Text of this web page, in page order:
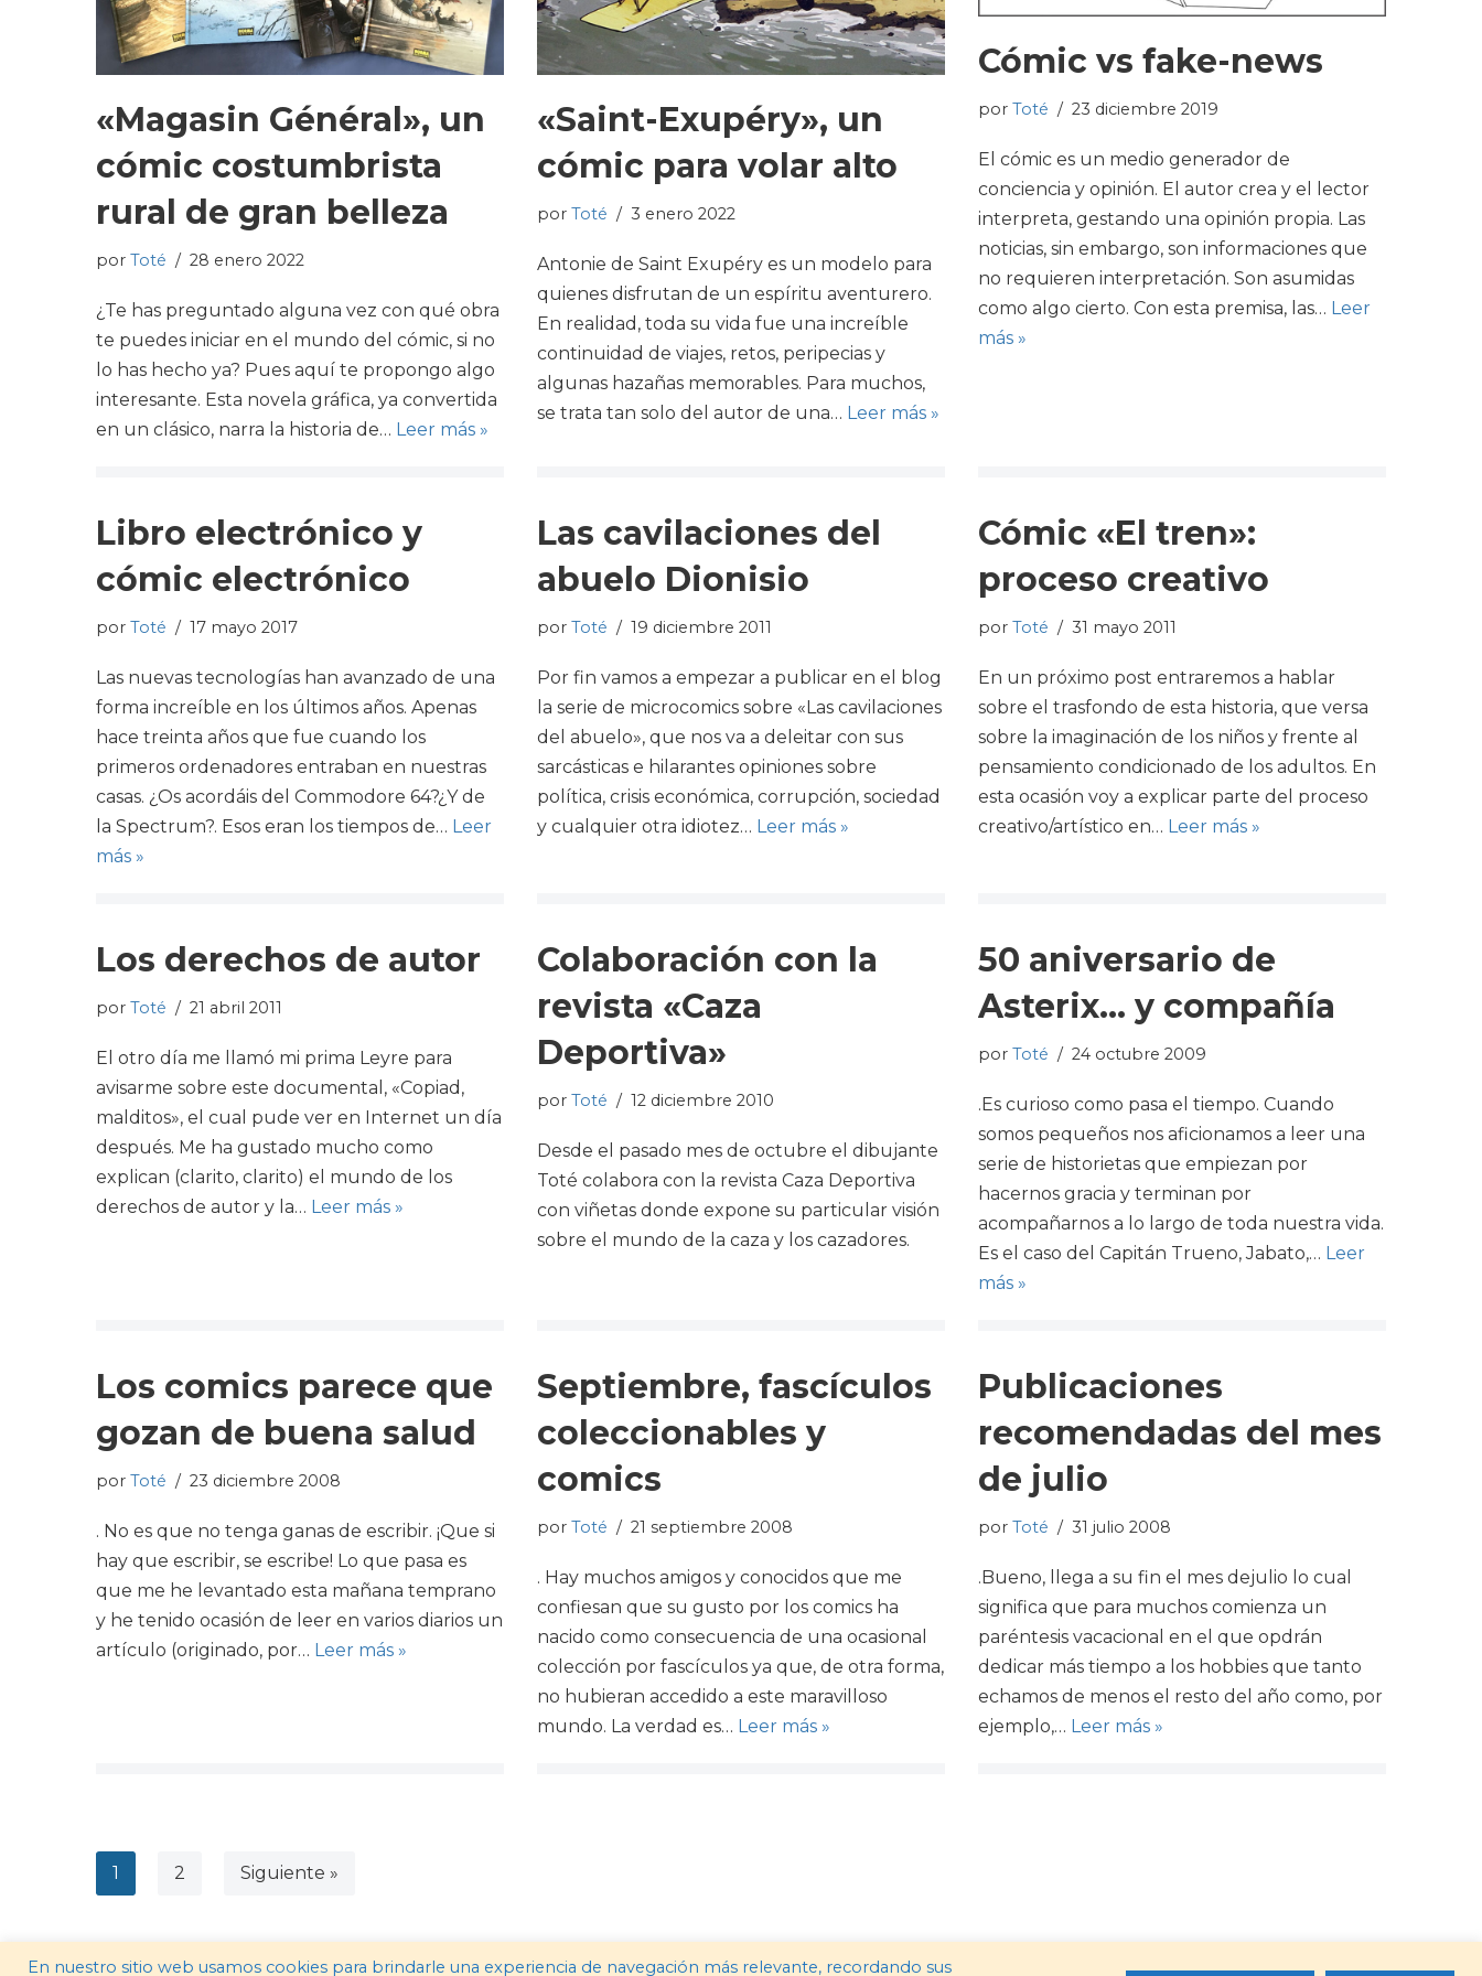
«Magasin Général», un
cómic costumbrista
rural de gran belleza
por Toté 28 enero 2022
¿Te has preguntado alguna vez con qué obra
te puedes iniciar en el mundo del cómic, si no
lo has hecho ya? Pues aquí te propongo algo
interesante. Esta novela gráfica, ya convertida
en un clásico, narra la historia de… Leer más »
«Saint-Exupéry», un
cómic para volar alto
por Toté 3 enero 2022
Antonie de Saint Exupéry es un modelo para
quienes disfrutan de un espíritu aventurero.
En realidad, toda su vida fue una increíble
continuidad de viajes, retos, peripecias y
algunas hazañas memorables. Para muchos,
se trata tan solo del autor de una… Leer más »
Cómic vs fake-news
por Toté 23 diciembre 2019
El cómic es un medio generador de
conciencia y opinión. El autor crea y el lector
interpreta, gestando una opinión propia. Las
noticias, sin embargo, son informaciones que
no requieren interpretación. Son asumidas
como algo cierto. Con esta premisa, las… Leer
más »
Libro electrónico y
cómic electrónico
por Toté 17 mayo 2017
Las nuevas tecnologías han avanzado de una
forma increíble en los últimos años. Apenas
hace treinta años que fue cuando los
primeros ordenadores entraban en nuestras
casas. ¿Os acordáis del Commodore 64?¿Y de
la Spectrum?. Esos eran los tiempos de… Leer
más »
Las cavilaciones del
abuelo Dionisio
por Toté 19 diciembre 2011
Por fin vamos a empezar a publicar en el blog
la serie de microcomics sobre «Las cavilaciones
del abuelo», que nos va a deleitar con sus
sarcásticas e hilarantes opiniones sobre
política, crisis económica, corrupción, sociedad
y cualquier otra idiotez… Leer más »
Cómic «El tren»:
proceso creativo
por Toté 31 mayo 2011
En un próximo post entraremos a hablar
sobre el trasfondo de esta historia, que versa
sobre la imaginación de los niños y frente al
pensamiento condicionado de los adultos. En
esta ocasión voy a explicar parte del proceso
creativo/artístico en… Leer más »
Los derechos de autor
por Toté 21 abril 2011
El otro día me llamó mi prima Leyre para
avisarme sobre este documental, «Copiad,
malditos», el cual pude ver en Internet un día
después. Me ha gustado mucho como
explican (clarito, clarito) el mundo de los
derechos de autor y la… Leer más »
Colaboración con la
revista «Caza
Deportiva»
por Toté 12 diciembre 2010
Desde el pasado mes de octubre el dibujante
Toté colabora con la revista Caza Deportiva
con viñetas donde expone su particular visión
sobre el mundo de la caza y los cazadores.
50 aniversario de
Asterix… y compañía
por Toté 24 octubre 2009
.Es curioso como pasa el tiempo. Cuando
somos pequeños nos aficionamos a leer una
serie de historietas que empiezan por
hacernos gracia y terminan por
acompañarnos a lo largo de toda nuestra vida.
Es el caso del Capitán Trueno, Jabato,… Leer
más »
Los comics parece que
gozan de buena salud
por Toté 23 diciembre 2008
. No es que no tenga ganas de escribir. ¡Que si
hay que escribir, se escribe! Lo que pasa es
que me he levantado esta mañana temprano
y he tenido ocasión de leer en varios diarios un
artículo (originado, por… Leer más »
Septiembre, fascículos
coleccionables y
comics
por Toté 21 septiembre 2008
. Hay muchos amigos y conocidos que me
confiesan que su gusto por los comics ha
nacido como consecuencia de una ocasional
colección por fascículos ya que, de otra forma,
no hubieran accedido a este maravilloso
mundo. La verdad es… Leer más »
Publicaciones
recomendadas del mes
de julio
por Toté 31 julio 2008
.Bueno, llega a su fin el mes dejulio lo cual
significa que para muchos comienza un
paréntesis vacacional en el que opdrán
dedicar más tiempo a los hobbies que tanto
echamos de menos el resto del año como, por
ejemplo,… Leer más »
1 2 Siguiente »
En nuestro sitio web usamos cookies para brindarle una experiencia de navegación más relevante, recordando sus